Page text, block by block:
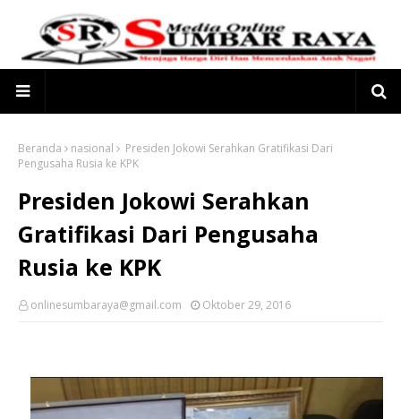
Beranda nasional
Presiden Jokowi Serahkan Gratifikasi Dari
Pengusaha Rusia ke KPK
Presiden Jokowi Serahkan
Gratifikasi Dari Pengusaha
Rusia ke KPK
onlinesumbaraya@gmail.com Oktober 29, 2016